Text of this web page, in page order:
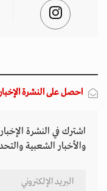
احصل على النشرة
اشترك في النشرة
والأخبار الشعبية